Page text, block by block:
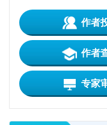
作者
作者
专家